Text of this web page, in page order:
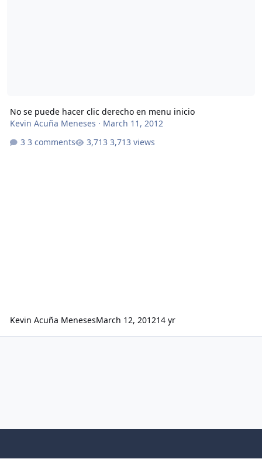
No se puede hacer clic derecho en menu inicio
Kevin Acuña Meneses · March 11, 2012
3 comments
3,713 views
Kevin Acuña MenesesMarch 12, 201214 yr